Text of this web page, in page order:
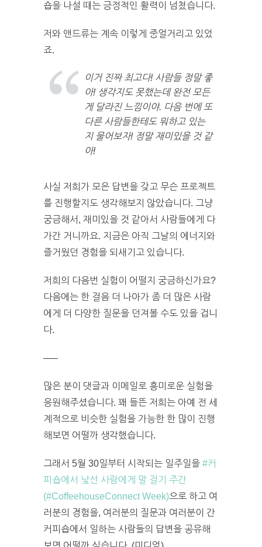
숍을 나설 때는 긍정적인 활력이 넘쳤습니다.
저와 앤드류는 계속 이렇게 중얼거리고 있었
죠.
이거 진짜 최고다! 사람들 정말 좋
아! 생각지도 못했는데 완전 모든
게 달라진 느낌이야. 다음 번에 또
다른 사람들한테도 뭐하고 있는
지 물어보자! 정말 재미있을 것 같
아!
사실 저희가 모은 답변을 갖고 무슨 프로젝트
를 진행할지도 생각해보지 않았습니다. 그냥
궁금해서, 재미있을 것 같아서 사람들에게 다
가간 거니까요. 지금은 아직 그날의 에너지와
즐거웠던 경험을 되새기고 있습니다.
저희의 다음번 실험이 어떨지 궁금하신가요?
다음에는 한 걸음 더 나아가 좀 더 많은 사람
에게 더 다양한 질문을 던져볼 수도 있을 겁니
다.
—–
많은 분이 댓글과 이메일로 흥미로운 실험을
응원해주셨습니다. 꽤 들뜬 저희는 아예 전 세
계적으로 비슷한 실험을 가능한 한 많이 진행
해보면 어떨까 생각했습니다.
그래서 5월 30일부터 시작되는 일주일을 #커
피숍에서 낯선 사람에게 말 걸기 주간
(#CoffeehouseConnect Week)으로 하고 여
러분의 경험을, 여러분의 질문과 여러분이 간
커피숍에서 일하는 사람들의 답변을 공유해